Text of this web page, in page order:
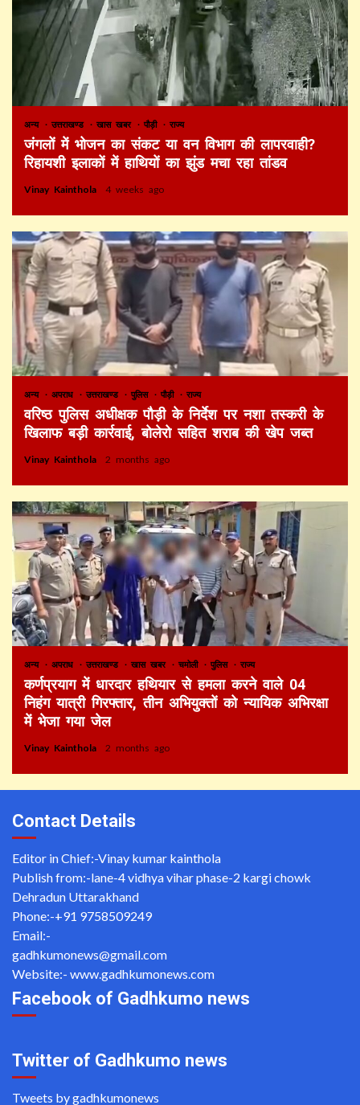
अन्य उत्तराखण्ड खास खबर पौड़ी राज्य
जंगलों में भोजन का संकट या वन विभाग की लापरवाही?
रिहायशी इलाकों में हाथियों का झुंड मचा रहा तांडव
Vinay Kainthola 4 weeks ago
अन्य अपराध उत्तराखण्ड पुलिस पौड़ी राज्य
वरिष्ठ पुलिस अधीक्षक पौड़ी के निर्देश पर नशा तस्करी के
खिलाफ बड़ी कार्रवाई, बोलेरो सहित शराब की खेप जब्त
Vinay Kainthola 2 months ago
अन्य अपराध उत्तराखण्ड खास खबर चमोली पुलिस राज्य
कर्णप्रयाग में धारदार हथियार से हमला करने वाले 04
निहंग यात्री गिरफ्तार, तीन अभियुक्तों को न्यायिक अभिरक्षा
में भेजा गया जेल
Vinay Kainthola 2 months ago
Contact Details
Editor in Chief:-Vinay kumar kainthola
Publish from:-lane-4 vidhya vihar phase-2 kargi chowk
Dehradun Uttarakhand
Phone:-+91 9758509249
Email:-
gadhkumonews@gmail.com
Website:- www.gadhkumonews.com
Facebook of Gadhkumo news
Twitter of Gadhkumo news
Tweets by gadhkumonews